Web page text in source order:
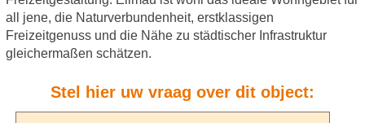
all jene, die Naturverbundenheit, erstklassigen
Freizeitgenuss und die Nähe zu städtischer Infrastruktur
gleichermaßen schätzen.
Stel hier uw vraag over dit object: